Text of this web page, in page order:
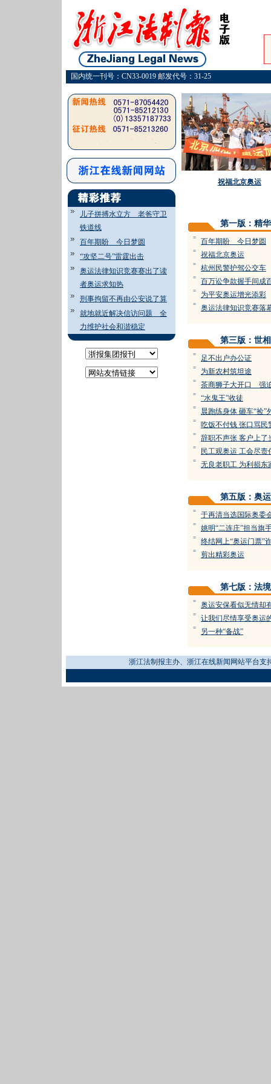
国内统一刊号：CN33-0019 邮发代号：31-25
儿子拼搏水立方 老爸守卫
铁道线
百年期盼 今日梦圆
“攻坚二号”雷霆出击
奥运法律知识竞赛赛出了读
者奥运求知热
刑事拘留不再由公安说了算
就地就近解决信访问题 全
力维护社会和谐稳定
祝福北京奥运
第一版：精
= 百年期盼 今日梦圆
= 祝福北京奥运
= 杭州民警护驾公交车
= 百万讼争款握手间成
= 为平安奥运增光添彩
= 奥运法律知识竞赛落
第三版：世相
= 足不出户办公证
= 为新农村筑坦途
= 茶商狮子大开口 强
= “水鬼王”收徒
= 晨跑练身体 砸车“捡”
= 吃饭不付钱 张口骂民
= 辞职不声张 客户上了
= 民工观奥运 工会尽责
= 无良老职工 为利损东
第五版：奥
= 于再清当选国际奥委
= 姚明“二连庄”担当旗
= 终结网上“奥运门票”
= 剪出精彩奥运
第七版：法境
= 奥运安保看似无情却
= 让我们尽情享受奥运
= 另一种“备战”
浙江法制报主办、浙江在线新闻网站平台